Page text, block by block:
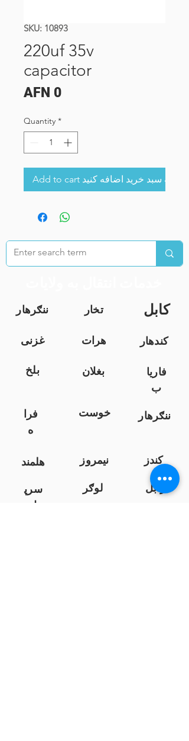
SKU: 10893
220uf 35v
capacitor
AFN 0Price
Quantity *
Add to cart به سبد خرید اضافه کنید
ننګرهار تخار کابل
غزنی هرات
کندهار
بلخ
بغلان
فاریا
ب
فرا
ه
خوست ننګرهار
هلمند نیمروز
کندز
سرپ
ل
لوګر زابل